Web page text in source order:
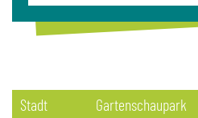
Stadt
Gartenschaupark